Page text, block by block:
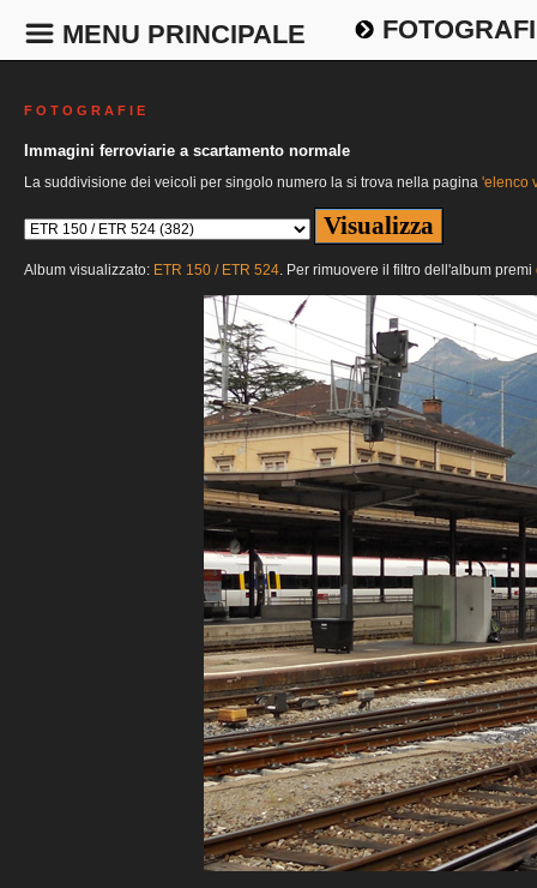
MENU PRINCIPALE
F O T O G R A F I E
Immagini ferroviarie a scartamento normale
La suddivisione dei veicoli per singolo numero la si trova nella pagina 'elenco
Album visualizzato: ETR 150 / ETR 524. Per rimuovere il filtro dell'album premi